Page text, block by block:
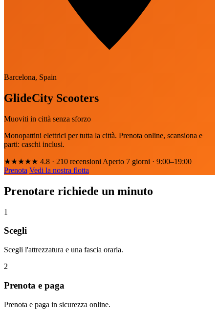
Barcelona, Spain
GlideCity Scooters
Muoviti in città senza sforzo
Monopattini elettrici per tutta la città. Prenota online, scansiona e
parti: caschi inclusi.
★★★★★ 4.8 · 210 recensioni Aperto 7 giorni · 9:00–19:00
Prenota Vedi la nostra flotta
Prenotare richiede un minuto
1
Scegli
Scegli l'attrezzatura e una fascia oraria.
2
Prenota e paga
Prenota e paga in sicurezza online.